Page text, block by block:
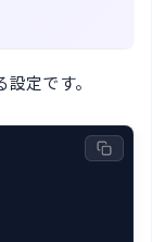
定です。